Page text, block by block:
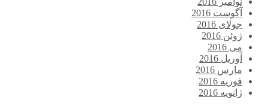
آگوست 2016
جولای 2016
ژوئن 2016
می 2016
آوریل 2016
مارس 2016
فوریه 2016
ژانویه 2016